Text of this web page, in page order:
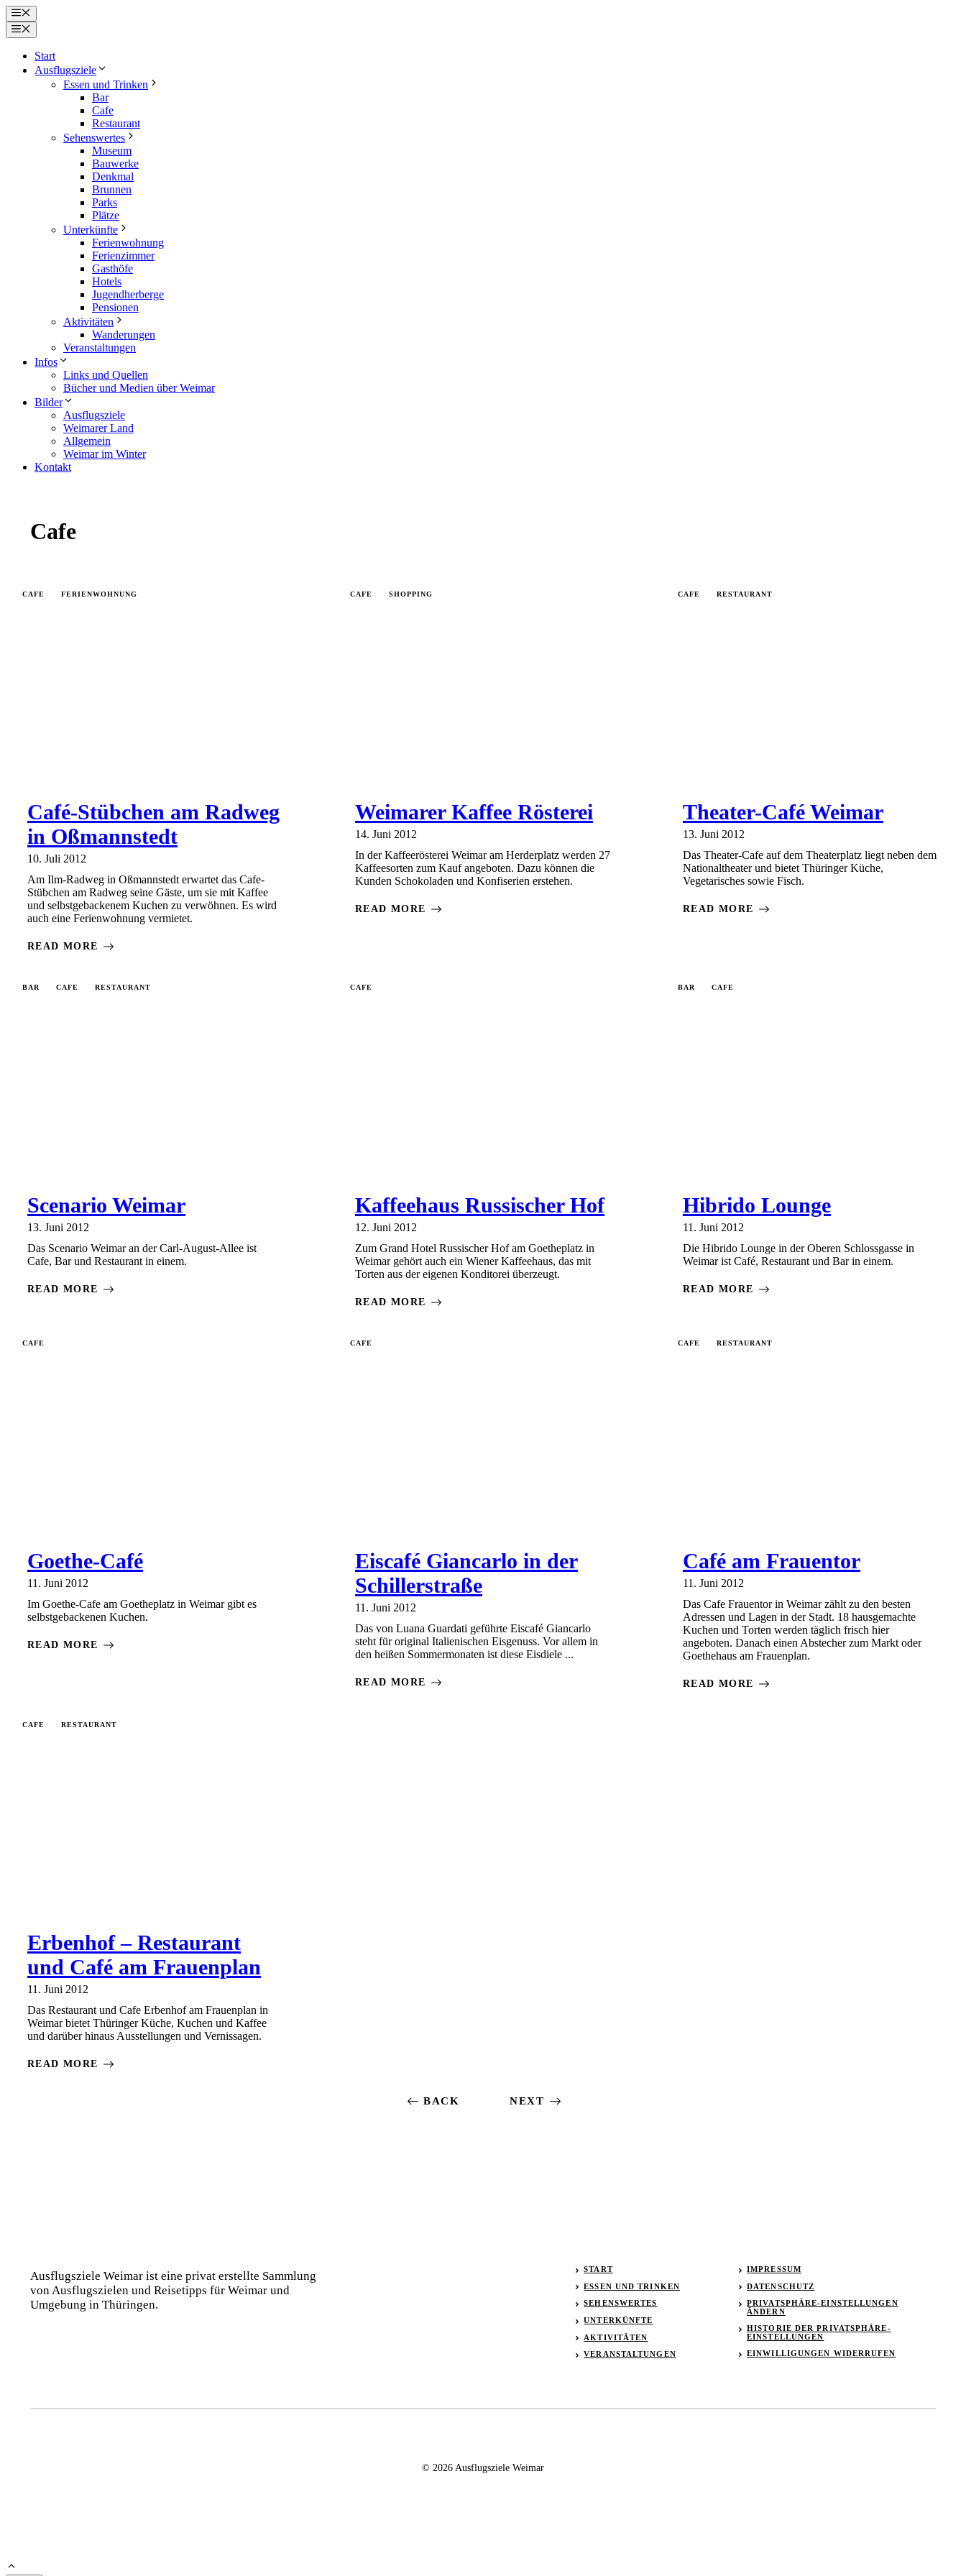
Zum
Inhalt
springen
Menü
Menü
Start
Ausflugsziele
Essen und Trinken
Bar
Cafe
Restaurant
Sehenswertes
Museum
Bauwerke
Denkmal
Brunnen
Parks
Plätze
Unterkünfte
Ferienwohnung
Ferienzimmer
Gasthöfe
Hotels
Jugendherberge
Pensionen
Aktivitäten
Wanderungen
Veranstaltungen
Infos
Links und Quellen
Bücher und Medien über Weimar
Bilder
Ausflugsziele
Weimarer Land
Allgemein
Weimar im Winter
Kontakt
Cafe
CAFE FERIENWOHNUNG
Café-Stübchen am Radweg
in Oßmannstedt
10. Juli 2012
Am Ilm-Radweg in Oßmannstedt erwartet das Cafe-
Stübchen am Radweg seine Gäste, um sie mit Kaffee
und selbstgebackenem Kuchen zu verwöhnen. Es wird
auch eine Ferienwohnung vermietet.
READ MORE
CAFE SHOPPING
Weimarer Kaffee Rösterei
14. Juni 2012
In der Kaffeerösterei Weimar am Herderplatz werden 27
Kaffeesorten zum Kauf angeboten. Dazu können die
Kunden Schokoladen und Konfiserien erstehen.
READ MORE
CAFE RESTAURANT
Theater-Café Weimar
13. Juni 2012
Das Theater-Cafe auf dem Theaterplatz liegt neben dem
Nationaltheater und bietet Thüringer Küche,
Vegetarisches sowie Fisch.
READ MORE
BAR CAFE RESTAURANT
Scenario Weimar
13. Juni 2012
Das Scenario Weimar an der Carl-August-Allee ist
Cafe, Bar und Restaurant in einem.
READ MORE
CAFE
Kaffeehaus Russischer Hof
12. Juni 2012
Zum Grand Hotel Russischer Hof am Goetheplatz in
Weimar gehört auch ein Wiener Kaffeehaus, das mit
Torten aus der eigenen Konditorei überzeugt.
READ MORE
BAR CAFE
Hibrido Lounge
11. Juni 2012
Die Hibrido Lounge in der Oberen Schlossgasse in
Weimar ist Café, Restaurant und Bar in einem.
READ MORE
CAFE
Goethe-Café
11. Juni 2012
Im Goethe-Cafe am Goetheplatz in Weimar gibt es
selbstgebackenen Kuchen.
READ MORE
CAFE
Eiscafé Giancarlo in der
Schillerstraße
11. Juni 2012
Das von Luana Guardati geführte Eiscafé Giancarlo
steht für original Italienischen Eisgenuss. Vor allem in
den heißen Sommermonaten ist diese Eisdiele ...
READ MORE
CAFE RESTAURANT
Café am Frauentor
11. Juni 2012
Das Cafe Frauentor in Weimar zählt zu den besten
Adressen und Lagen in der Stadt. 18 hausgemachte
Kuchen und Torten werden täglich frisch hier
angeboten. Danach einen Abstecher zum Markt oder
Goethehaus am Frauenplan.
READ MORE
CAFE RESTAURANT
Erbenhof – Restaurant
und Café am Frauenplan
11. Juni 2012
Das Restaurant und Cafe Erbenhof am Frauenplan in
Weimar bietet Thüringer Küche, Kuchen und Kaffee
und darüber hinaus Ausstellungen und Vernissagen.
READ MORE
BACK NEXT
Ausflugsziele Weimar ist eine privat erstellte Sammlung
von Ausflugszielen und Reisetipps für Weimar und
Umgebung in Thüringen.
START
ESSEN UND TRINKEN
SEHENSWERTES
UNTERKÜNFTE
AKTIVITÄTEN
VERANSTALTUNGEN
IMPRESSUM
DATENSCHUTZ
PRIVATSPHÄRE-EINSTELLUNGEN
ÄNDERN
HISTORIE DER PRIVATSPHÄRE-
EINSTELLUNGEN
EINWILLIGUNGEN WIDERRUFEN
© 2026 Ausflugsziele Weimar